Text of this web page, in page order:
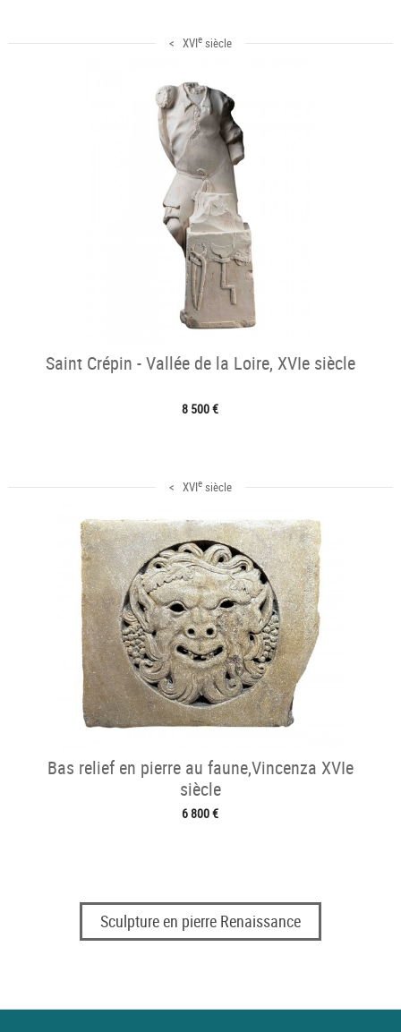
< XVIesiècle
Saint Crépin - Vallée de la Loire, XVIe siècle
8 500 €
< XVIesiècle
Bas relief en pierre au faune,Vincenza XVIe
siècle
6 800 €
Sculpture en pierre Renaissance